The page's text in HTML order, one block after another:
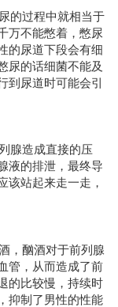
的过程中就相当于
万不能憋着，憋尿
的尿道下段会有细
尿的话细菌不能及
到尿道时可能会引
腺造成直接的压
液的排泄，最终导
该站起来走一走，
，酗酒对于前列腺
管，从而造成了前
的比较慢，持续时
抑制了男性的性能